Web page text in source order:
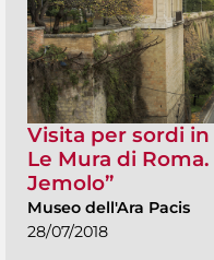
Visita per sordi in
Le Mura di
Jemolo”
Museo dell'Ara Pacis
28/07/2018